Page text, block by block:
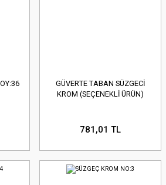
GÜVERTE TABAN SÜZGECİ
KROM (SEÇENEKLİ ÜRÜN)
781,01 TL